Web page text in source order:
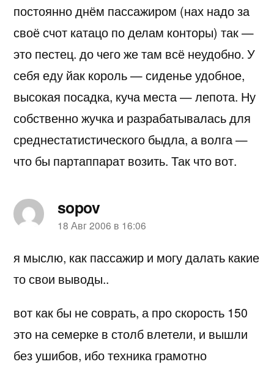
постоянно днём пассажиром (нах надо за
своё счот катацо по делам конторы) так —
это пестец. до чего же там всё неудобно. У
себя еду йак король — сиденье удобное,
высокая посадка, куча места — лепота. Ну
собственно жучка и разрабатывалась для
среднестатистического быдла, а волга —
что бы партаппарат возить. Так что вот.
sopov
пишет:
18 Авг 2006 в 16:06
я мыслю, как пассажир и могу далать какие
то свои выводы..
вот как бы не соврать, а про скорость 150
это на семерке в столб влетели, и вышли
без ушибов, ибо техника грамотно